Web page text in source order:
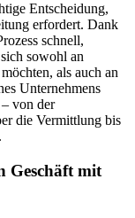
Entscheidung,
erfordert. Dank
schnell,
sowohl an
als auch an
Unternehmens
von der
die Vermittlung bis
Geschäft mit